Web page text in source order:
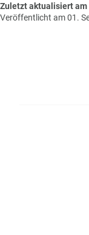
Zuletzt aktualisiert am
Veröffentlicht am 01.